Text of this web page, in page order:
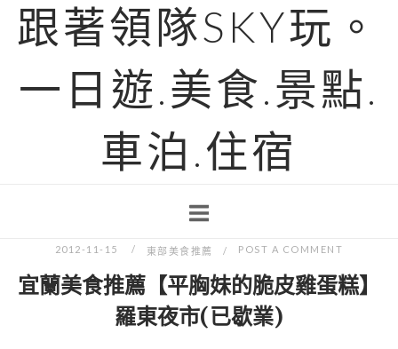
跟著領隊SKY玩。
一日遊.美食.景點.
車泊.住宿
2012-11-15 東部美食推薦 POST A COMMENT
宜蘭美食推薦【平胸妹的脆皮雞蛋糕】
羅東夜市(已歇業)